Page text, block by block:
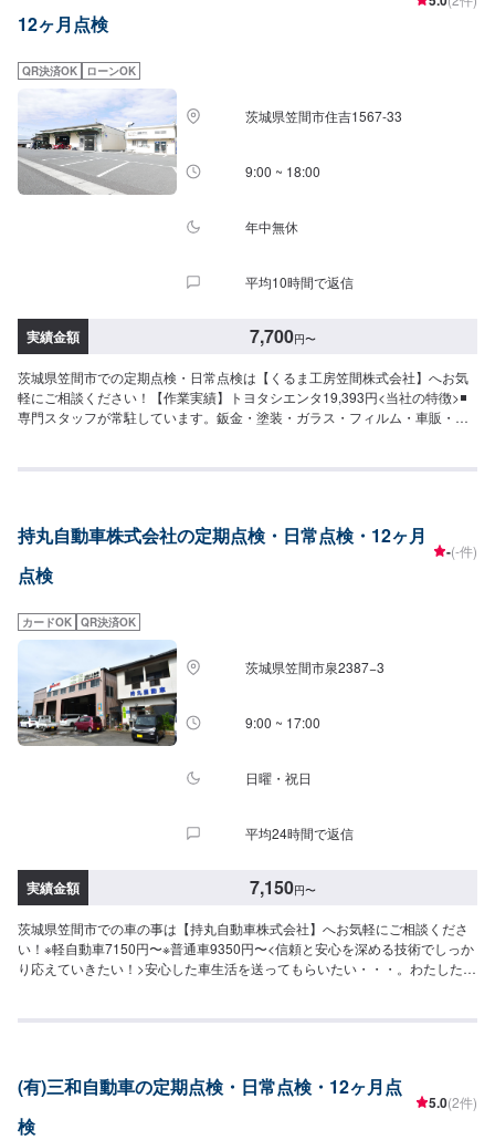
て-----納期は通常一時間程度で納車となります。(要相談)納期は前後する場合
がございます。予めご了承ください。-----代車について-----代車をご用意して
負担いただいております。-----ご来店時の注意、受付方法-----お客様をお待た
せしないために、お越しの際は一度お電話いただけますよう願います。ご来
店時にはお客様用駐車場にお停めください。受付はスタッフへ「メンテモで
予約しました」とお伝えください。ご案内いたします。【定休日・営業時
間】定休日：火曜日、第二第四月曜日営業時間：9:00~18:00
12ヶ月点検
QR決済OK ローンOK
茨城県笠間市住吉1567-33
9:00 ~ 18:00
年中無休
平均10時間で返信
実績金額 7,700円〜
茨城県笠間市での定期点検・日常点検は【くるま工房笠間株式会社】へお気
軽にご相談ください！【作業実績】トヨタシエンタ19,393円<当社の特徴>◾
専門スタッフが常駐しています。鈑金・塗装・ガラス・フィルム・車販・そ
いております。お客様がそのお車を乗っている間は保証します。◾土・日・祝
ご予算やご希望の時間に応じてプランをご提案！>★お安く済ませたい…★お
時間があまり取れない…などのご相談もお気軽にどうぞ！【1】オファーにて
お問い合わせ【2】お見積り【3】お見積りにご納得いただければ作業開始
となります。(要相談)納期は前後する場合がございます。予めご了承くださ
い。-----代車について-----代車をご用意しています。お車の作業中は代車をご
利用ください。※代車の燃料代はお客様にご負担いただいております。-----ご
来店時の注意、受付方法-----入庫の際はお気をつけてお越しください。駐車ス
ペースは事務所前の空いているスペースに駐車してください。受付はスタッ
フへ「メンテモで予約しました」とお伝えください。ご案内いたします。
【定休日・営業時間】定休日：年中無休（大型連休のみ休み）営業時間：
持丸自動車株式会社の定期点検・日常点検・12ヶ月
点検
-(-件)
カードOK QR決済OK
茨城県笠間市泉2387−3
9:00 ~ 17:00
日曜・祝日
平均24時間で返信
実績金額 7,150円〜
茨城県笠間市での車の事は【持丸自動車株式会社】へお気軽にご相談くださ
い！※軽自動車7150円〜※普通車9350円〜<信頼と安心を深める技術でしっか
り応えていきたい！>安心した車生活を送ってもらいたい・・・。わたしたち
「信頼」という目に見えない絆で繋がっています。なぜならお客様には、仕
そんな気持ちで仕事をしています。ご相談もお気軽にどうぞ！【1】オファー
にてお問い合わせ【2】お見積り【3】お見積りにご納得いただければ作業開
始【4】仕上がり次第納車-----納期について-----納期は通常1日～2日程度で納
(有)三和自動車の定期点検・日常点検・12ヶ月点
検
5.0(2件)